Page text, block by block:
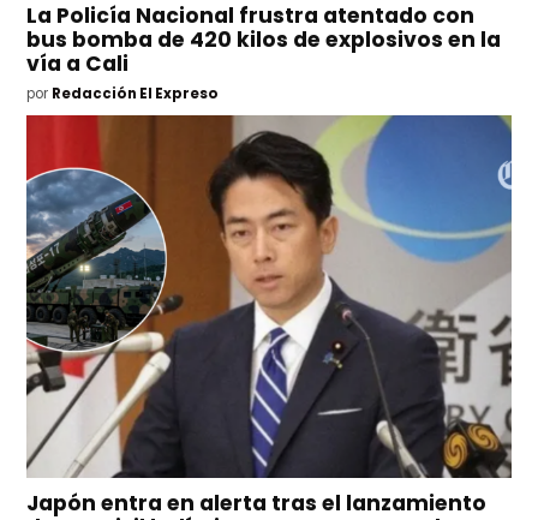
La Policía Nacional frustra atentado con
bus bomba de 420 kilos de explosivos en la
vía a Cali
por Redacción El Expreso
Japón entra en alerta tras el lanzamiento